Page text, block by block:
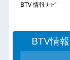
BTV 情報ナビ
BTV情